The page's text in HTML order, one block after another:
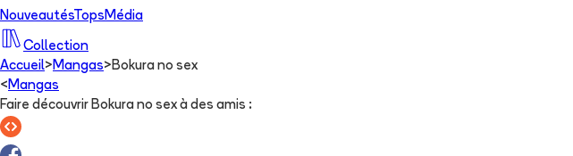
NouveautésTops Média
Collection
Accueil> Mangas> Bokura no sex
< Mangas
Faire découvrir Bokura no sex à des amis :